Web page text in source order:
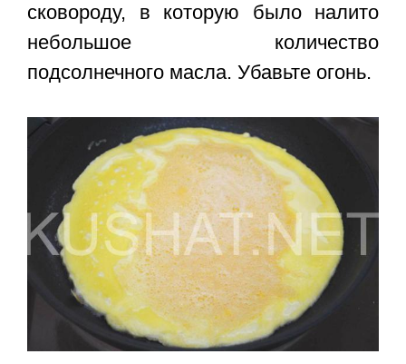
сковороду, в которую было налито
небольшое количество
подсолнечного масла. Убавьте огонь.